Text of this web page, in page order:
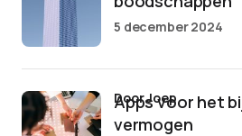
5 december 2024
Apps voor het
vermogen
door Joep